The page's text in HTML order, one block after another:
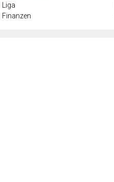
Liga
Finanzen